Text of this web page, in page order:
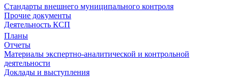
Стандарты внешнего муниципального контроля
Прочие документы
Деятельность КСП
Планы
Отчеты
Материалы экспертно-аналитической и контрольной
деятельности
Доклады и выступления